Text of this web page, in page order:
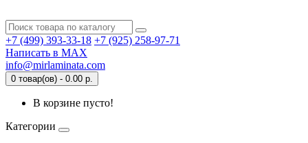
+7 (499) 393-33-18 +7 (925) 258-97-71
Написать в MAX
info@mirlaminata.com
0 товар(ов) - 0.00 р.
В корзине пусто!
Категории